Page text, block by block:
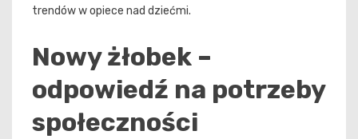
trendów w opiece nad dziećmi.
Nowy żłobek –
odpowiedź na potrzeby
społeczności